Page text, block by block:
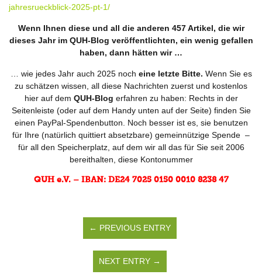
jahresrueckblick-2025-pt-1/
Wenn Ihnen diese und all die anderen 457 Artikel, die wir
dieses Jahr im QUH-Blog veröffentlichten, ein wenig gefallen
haben, dann hätten wir …
… wie jedes Jahr auch 2025 noch eine letzte Bitte. Wenn Sie es
zu schätzen wissen, all diese Nachrichten zuerst und kostenlos
hier auf dem QUH-Blog erfahren zu haben: Rechts in der
Seitenleiste (oder auf dem Handy unten auf der Seite) finden Sie
einen PayPal-Spendenbutton. Noch besser ist es, sie benutzen
für Ihre (natürlich quittiert absetzbare) gemeinnützige Spende –
für all den Speicherplatz, auf dem wir all das für Sie seit 2006
bereithalten, diese Kontonummer
QUH e.V. – IBAN: DE24 7025 0150 0010 8238 47
← PREVIOUS ENTRY
NEXT ENTRY →